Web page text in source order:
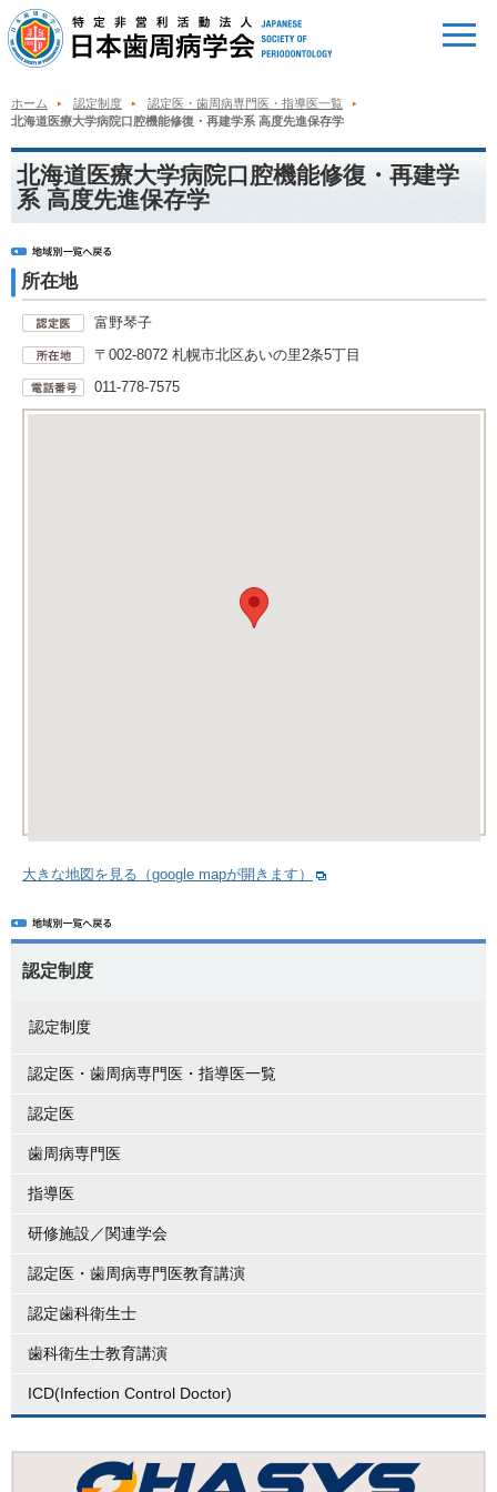
ホーム 認定制度
認定医・歯周病専門医・指導医一覧
北海道医療大学病院口腔機能修復・再建学系 高度先進保存学
北海道医療大学病院口腔機能修復・再建学
系 高度先進保存学
所在地
富野琴子
〒002-8072 札幌市北区あいの里2条5丁目
011-778-7575
大きな地図を見る（google mapが開きます）
認定制度
認定制度
認定医・歯周病専門医・指導医一覧
認定医
歯周病専門医
指導医
研修施設／関連学会
認定医・歯周病専門医教育講演
認定歯科衛生士
歯科衛生士教育講演
ICD(Infection Control Doctor)